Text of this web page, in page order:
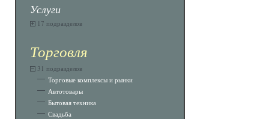
Услуги
17 подразделов
Торговля
31 подразделов
Торговые комплексы и рынки
Автотовары
Бытовая техника
Свадьба